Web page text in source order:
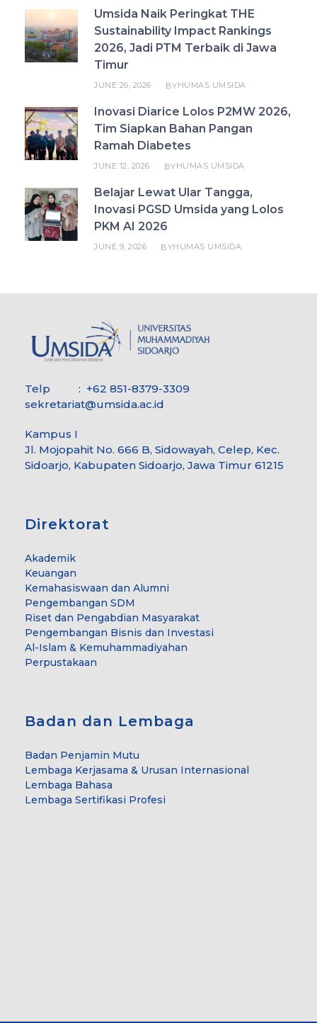
Umsida Naik Peringkat THE
Sustainability Impact Rankings
2026, Jadi PTM Terbaik di Jawa
Timur
JUNE 26, 2026 BYHUMAS UMSIDA
Inovasi Diarice Lolos P2MW 2026,
Tim Siapkan Bahan Pangan
Ramah Diabetes
JUNE 12, 2026 BYHUMAS UMSIDA
Belajar Lewat Ular Tangga,
Inovasi PGSD Umsida yang Lolos
PKM AI 2026
JUNE 9, 2026 BYHUMAS UMSIDA
Telp : +62 851-8379-3309
sekretariat@umsida.ac.id
Kampus I
Jl. Mojopahit No. 666 B, Sidowayah, Celep, Kec.
Sidoarjo, Kabupaten Sidoarjo, Jawa Timur 61215
Direktorat
Akademik
Keuangan
Kemahasiswaan dan Alumni
Pengembangan SDM
Riset dan Pengabdian Masyarakat
Pengembangan Bisnis dan Investasi
Al-Islam & Kemuhammadiyahan
Perpustakaan
Badan dan Lembaga
Badan Penjamin Mutu
Lembaga Kerjasama & Urusan Internasional
Lembaga Bahasa
Lembaga Sertifikasi Profesi